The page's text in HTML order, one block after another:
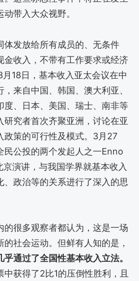
带入大众视野。
体发放给所有成员的、无条件
金收入，不带有工作要求或经济
18日，基本收入亚太会议在中
来自中国、韩国、澳大利亚、
度、日本、美国、瑞士、南非等
研究者首次齐聚亚洲，讨论在亚
政策的可行性及模式。3月27
民公投的两个发起人之一Enno
演讲，与我国学界就基本收入
、政治等的关系进行了深入的思
的很多观察者都认为，这是一场
社会运动。但鲜有人知的是，
通过了全国性基本收入立法。
获得了2比1的压倒性胜利，且